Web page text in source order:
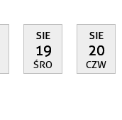
SIE
19
ŚRO
SIE
20
CZW